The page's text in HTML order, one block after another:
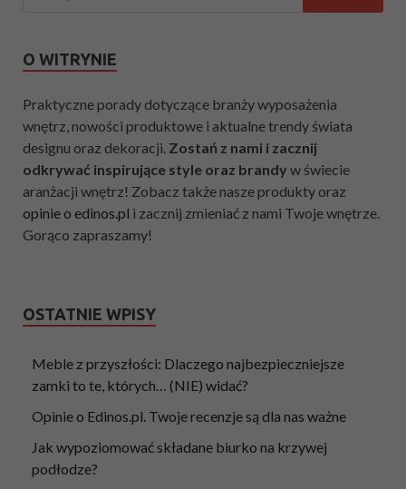
O WITRYNIE
Praktyczne porady dotyczące branży wyposażenia
wnętrz, nowości produktowe i aktualne trendy świata
designu oraz dekoracji. Zostań z nami i zacznij
odkrywać inspirujące style oraz brandy w świecie
aranżacji wnętrz! Zobacz także nasze produkty oraz
opinie o edinos.pl i zacznij zmieniać z nami Twoje wnętrze.
Gorąco zapraszamy!
OSTATNIE WPISY
Meble z przyszłości: Dlaczego najbezpieczniejsze
zamki to te, których… (NIE) widać?
Opinie o Edinos.pl. Twoje recenzje są dla nas ważne
Jak wypoziomować składane biurko na krzywej
podłodze?